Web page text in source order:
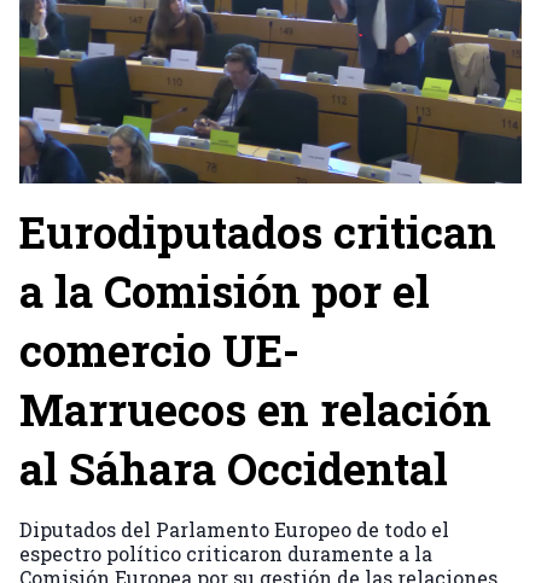
Eurodiputados critican
a la Comisión por el
comercio UE-
Marruecos en relación
al Sáhara Occidental
Diputados del Parlamento Europeo de todo el
espectro político criticaron duramente a la
Comisión Europea por su gestión de las relaciones